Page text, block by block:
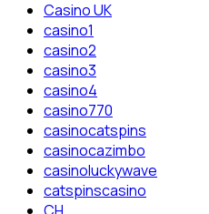
Casino UK
casino1
casino2
casino3
casino4
casino770
casinocatspins
casinocazimbo
casinoluckywave
catspinscasino
CH